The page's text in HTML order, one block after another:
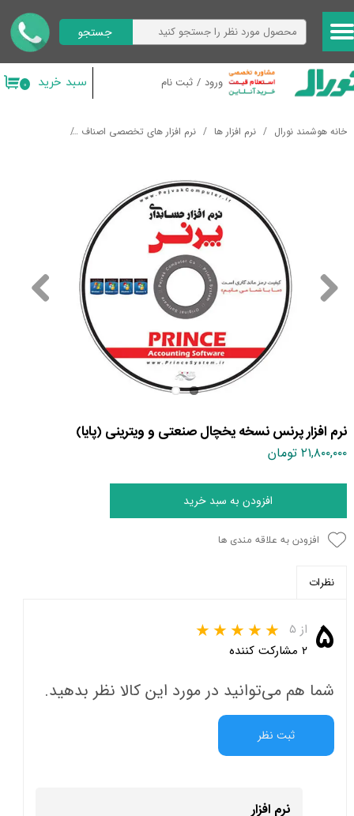
ورود / ثبت نام
حساب کاربری من
تغییر گذر واژه
خروج از حساب کاربری
جستجو
۰ سبد خرید
خانه هوشمند نورال نرم افزار ها نرم افزار های تخصصی اصناف
نرم افزار پرنس نسخه یخچال صنعتی و ویترینی (پایا)
۲۱,۸۰۰,۰۰۰ تومان
افزودن به سبد خرید
افزودن به علاقه مندی ها
نظرات
۵ از ۵
۲ مشارکت کننده
شما هم می‌توانید در مورد این کالا نظر بدهید.
ثبت نظر
نرم افزار